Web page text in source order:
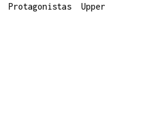
Protagonistas Upper